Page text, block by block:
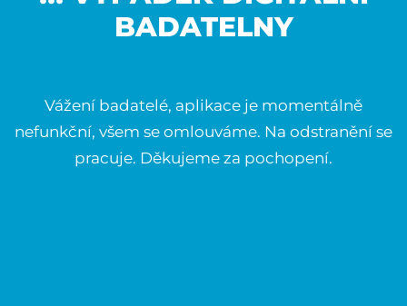
BADATELNY
Vážení badatelé, aplikace je momentálně
nefunkční, všem se omlouváme. Na odstranění se
pracuje. Děkujeme za pochopení.